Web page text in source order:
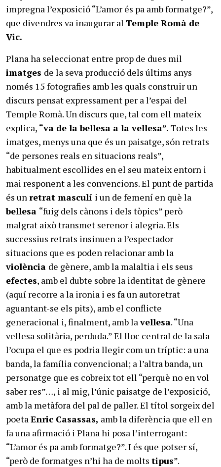
impregna l’exposició “L’amor és pa amb formatge?”,
que divendres va inaugurar al Temple Romà de
Vic.
Plana ha seleccionat entre prop de dues mil
imatges de la seva producció dels últims anys
només 15 fotografies amb les quals construir un
discurs pensat expressament per a l’espai del
Temple Romà. Un discurs que, tal com ell mateix
explica, “va de la bellesa a la vellesa”. Totes les
imatges, menys una que és un paisatge, són retrats
“de persones reals en situacions reals”,
habitualment escollides en el seu mateix entorn i
mai responent a les convencions. El punt de partida
és un retrat masculí i un de femení en què la
bellesa “fuig dels cànons i dels tòpics” però
malgrat això transmet serenor i alegria. Els
successius retrats insinuen a l’espectador
situacions que es poden relacionar amb la
violència de gènere, amb la malaltia i els seus
efectes, amb el dubte sobre la identitat de gènere
(aquí recorre a la ironia i es fa un autoretrat
aguantant-se els pits), amb el conflicte
generacional i, finalment, amb lavellesa. “Una
vellesa solitària, perduda.” El lloc central de la sala
l’ocupa el que es podria llegir com un tríptic: a una
banda, la família convencional; a l’altra banda, un
personatge que es cobreix tot ell “perquè no en vol
saber res”…, i al mig, l’únic paisatge de l’exposició,
amb la metàfora del pal de paller. El títol sorgeix del
poeta Enric Casassas, amb la diferència que ell en
fa una afirmació i Plana hi posa l’interrogant:
“L’amor és pa amb formatge?”. I és que potser sí,
“però de formatges n’hi ha de molts tipus”.